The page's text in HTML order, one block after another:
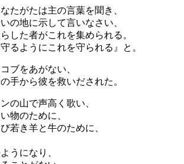
たがたは主の言葉を聞き、
の地に示して言いなさい、
した者がこれを集められる。
るようにこれを守られる』と。
ブをあがない、
手から彼を救いだされた。
の山で声高く歌い、
物のために、
若き羊と牛のために、
うになり、